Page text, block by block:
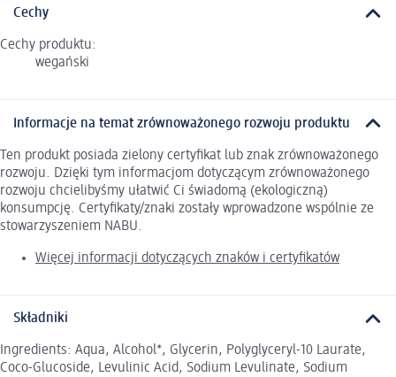
Cechy
Cechy produktu:
wegański
Informacje na temat zrównoważonego rozwoju produktu
Ten produkt posiada zielony certyfikat lub znak zrównoważonego
rozwoju. Dzięki tym informacjom dotyczącym zrównoważonego
rozwoju chcielibyśmy ułatwić Ci świadomą (ekologiczną)
konsumpcję. Certyfikaty/znaki zostały wprowadzone wspólnie ze
stowarzyszeniem NABU.
Więcej informacji dotyczących znaków i certyfikatów
Składniki
Ingredients: Aqua, Alcohol*, Glycerin, Polyglyceryl-10 Laurate,
Coco-Glucoside, Levulinic Acid, Sodium Levulinate, Sodium